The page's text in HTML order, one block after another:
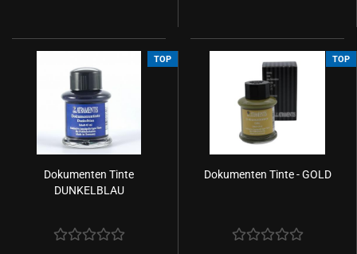
TOP
Dokumenten Tinte
DUNKELBLAU
TOP
Dokumenten Tinte - GOLD